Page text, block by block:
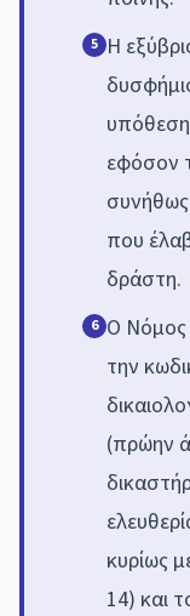
5 Η
εφόσον
που
δράστη.
6 Ο Νόμος
την
(πρώην
κυρίως
14) και